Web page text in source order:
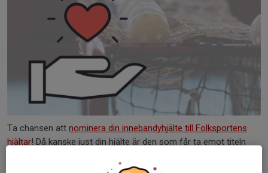
Ta chansen att nominera din innebandyhjälte till Folksportens
hjältar! Då kanske just din hjälte är den som får ta emot titeln